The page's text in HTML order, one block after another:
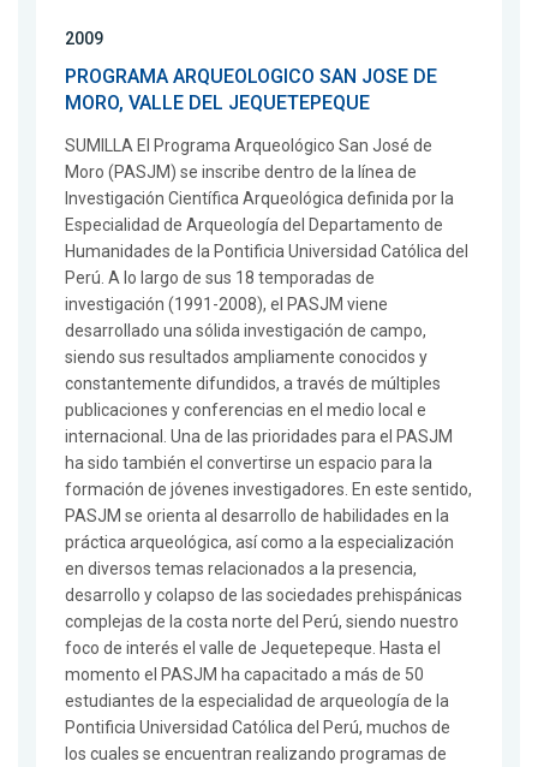
2009
PROGRAMA ARQUEOLOGICO SAN JOSE DE
MORO, VALLE DEL JEQUETEPEQUE
SUMILLA El Programa Arqueológico San José de
Moro (PASJM) se inscribe dentro de la línea de
Investigación Científica Arqueológica definida por la
Especialidad de Arqueología del Departamento de
Humanidades de la Pontificia Universidad Católica del
Perú. A lo largo de sus 18 temporadas de
investigación (1991-2008), el PASJM viene
desarrollado una sólida investigación de campo,
siendo sus resultados ampliamente conocidos y
constantemente difundidos, a través de múltiples
publicaciones y conferencias en el medio local e
internacional. Una de las prioridades para el PASJM
ha sido también el convertirse un espacio para la
formación de jóvenes investigadores. En este sentido,
PASJM se orienta al desarrollo de habilidades en la
práctica arqueológica, así como a la especialización
en diversos temas relacionados a la presencia,
desarrollo y colapso de las sociedades prehispánicas
complejas de la costa norte del Perú, siendo nuestro
foco de interés el valle de Jequetepeque. Hasta el
momento el PASJM ha capacitado a más de 50
estudiantes de la especialidad de arqueología de la
Pontificia Universidad Católica del Perú, muchos de
los cuales se encuentran realizando programas de